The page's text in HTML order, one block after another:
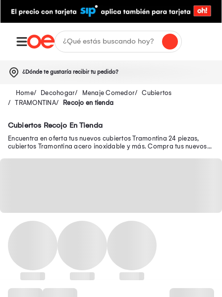
¿Dónde te gustaría recibir tu pedido?
Decohogar Menaje Comedor
Cubiertos
TRAMONTINA
Recojo en tienda
Cubiertos Recojo En Tienda
Encuentra en oferta tus nuevos cubiertos Tramontina 24 piezas,
cubiertos Tramontina acero inoxidable y más. Compra tus nuevos